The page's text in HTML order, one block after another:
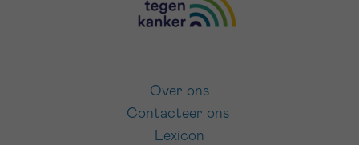
Over ons
Contacteer ons
Lexicon